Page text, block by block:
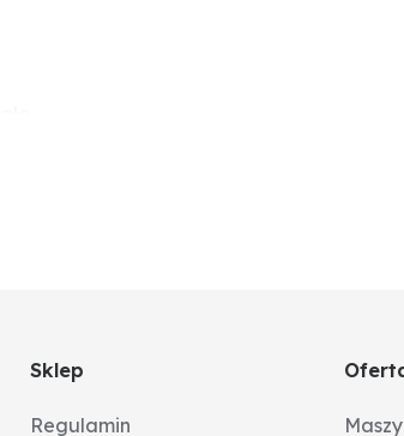
Sklep
Regulamin